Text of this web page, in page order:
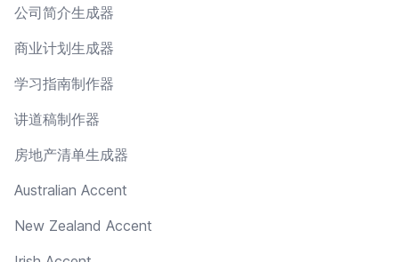
公司简介生成器
商业计划生成器
学习指南制作器
讲道稿制作器
房地产清单生成器
Australian Accent
New Zealand Accent